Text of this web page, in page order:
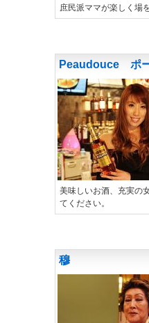
庶民派ママが楽しく場
Peaudouce ポ
美味しいお酒、充実の
てください。
穆